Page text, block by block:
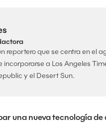
reportero que se centra en el
incorporarse a Los Angeles
y el Desert Sun.
una nueva tecnología